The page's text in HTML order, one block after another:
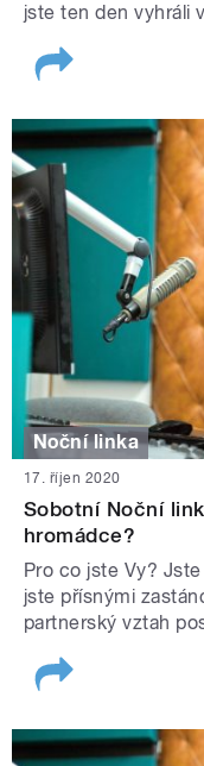
jste ten den vyhráli
Noční linka
17. říjen 2020
Sobotní Noční
hromádce?
Pro co jste Vy?
jste přísnými
partnerský vztah